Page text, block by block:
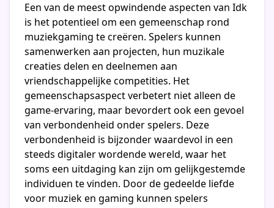
Een van de meest opwindende aspecten van Idk
is het potentieel om een gemeenschap rond
muziekgaming te creëren. Spelers kunnen
samenwerken aan projecten, hun muzikale
creaties delen en deelnemen aan
vriendschappelijke competities. Het
gemeenschapsaspect verbetert niet alleen de
game-ervaring, maar bevordert ook een gevoel
van verbondenheid onder spelers. Deze
verbondenheid is bijzonder waardevol in een
steeds digitaler wordende wereld, waar het
soms een uitdaging kan zijn om gelijkgestemde
individuen te vinden. Door de gedeelde liefde
voor muziek en gaming kunnen spelers